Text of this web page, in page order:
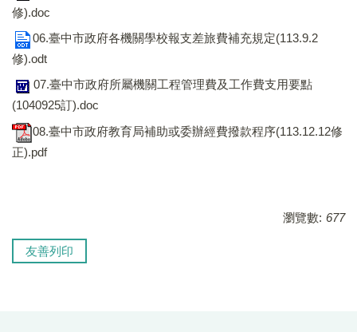
修).doc
06.臺中市政府各機關學校報支差旅費補充規定(113.9.2
修).odt
07.臺中市政府所屬機關工程管理費及工作費支用要點
(1040925訂).doc
08.臺中市政府教育局補助或委辦經費撥款程序(113.12.12修
正).pdf
瀏覽數: 677
友善列印